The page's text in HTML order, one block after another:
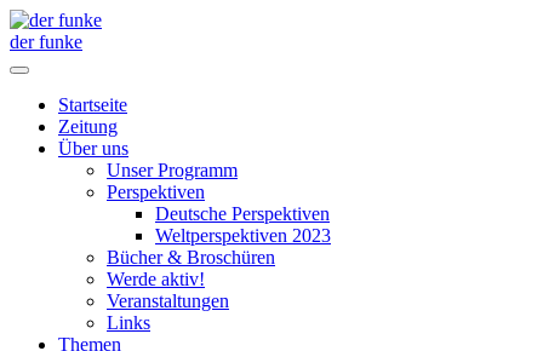
der funke
Startseite
Zeitung
Über uns
Unser Programm
Perspektiven
Deutsche Perspektiven
Weltperspektiven 2023
Bücher & Broschüren
Werde aktiv!
Veranstaltungen
Links
Themen